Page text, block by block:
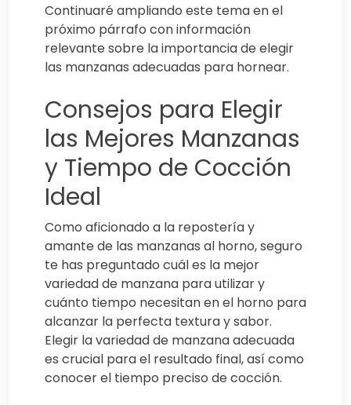
Continuaré ampliando este tema en el
próximo párrafo con información
relevante sobre la importancia de elegir
las manzanas adecuadas para hornear.
Consejos para Elegir
las Mejores Manzanas
y Tiempo de Cocción
Ideal
Como aficionado a la repostería y
amante de las manzanas al horno, seguro
te has preguntado cuál es la mejor
variedad de manzana para utilizar y
cuánto tiempo necesitan en el horno para
alcanzar la perfecta textura y sabor.
Elegir la variedad de manzana adecuada
es crucial para el resultado final, así como
conocer el tiempo preciso de cocción.